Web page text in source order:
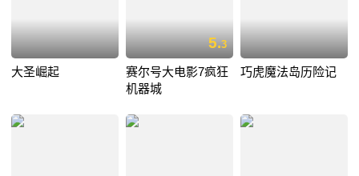
大圣崛起
5.3
赛尔号大电影7疯狂
机器城
巧虎魔法岛历险记